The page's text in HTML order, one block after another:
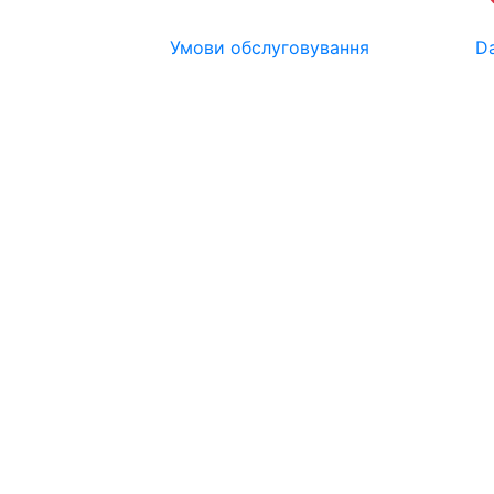
Умови обслуговування